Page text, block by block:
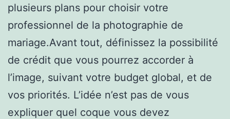
plusieurs plans pour choisir votre
professionnel de la photographie de
mariage.Avant tout, définissez la possibilité
de crédit que vous pourrez accorder à
l’image, suivant votre budget global, et de
vos priorités. L’idée n’est pas de vous
expliquer quel coque vous devez